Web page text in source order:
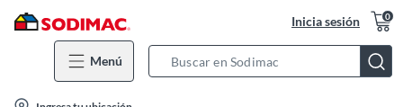
Inicia sesión 0
Menú
Bar
location-